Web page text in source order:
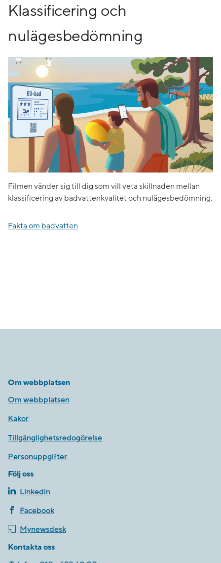
Klassificering och
nulägesbedömning
Filmen vänder sig till dig som vill veta skillnaden mellan
klassificering av badvattenkvalitet och nulägesbedömning.
Fakta om badvatten
Om webbplatsen
Om webbplatsen
Kakor
Tillgänglighetsredogörelse
Personuppgifter
Följ oss
Linkedin
Facebook
Mynewsdesk
Kontakta oss